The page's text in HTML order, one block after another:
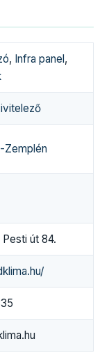
, Infra panel ,
Zemplén
út 84.